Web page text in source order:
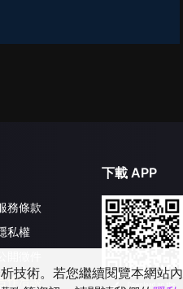
務條款
私權
作洽談
下載 APP
技術。若您繼續閱覽本網站內